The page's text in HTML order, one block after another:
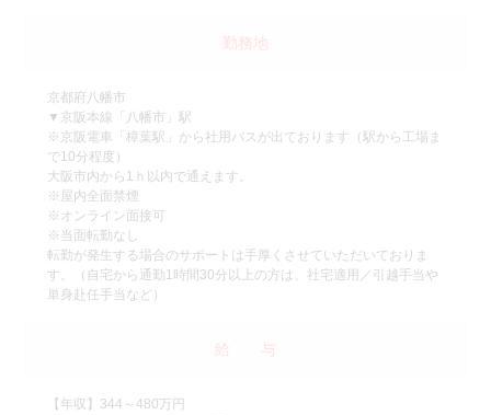
勤務地
京都府八幡市
▼京阪本線「八幡市」駅
※京阪電車「樟葉駅」から社用バスが出ております（駅から工場ま
で10分程度）
大阪市内から1ｈ以内で通えます。
※屋内全面禁煙
※オンライン面接可
※当面転勤なし
転勤が発生する場合のサポートは手厚くさせていただいておりま
す。（自宅から通勤1時間30分以上の方は、社宅適用／引越手当や
単身赴任手当など）
給 与
【年収】344～480万円